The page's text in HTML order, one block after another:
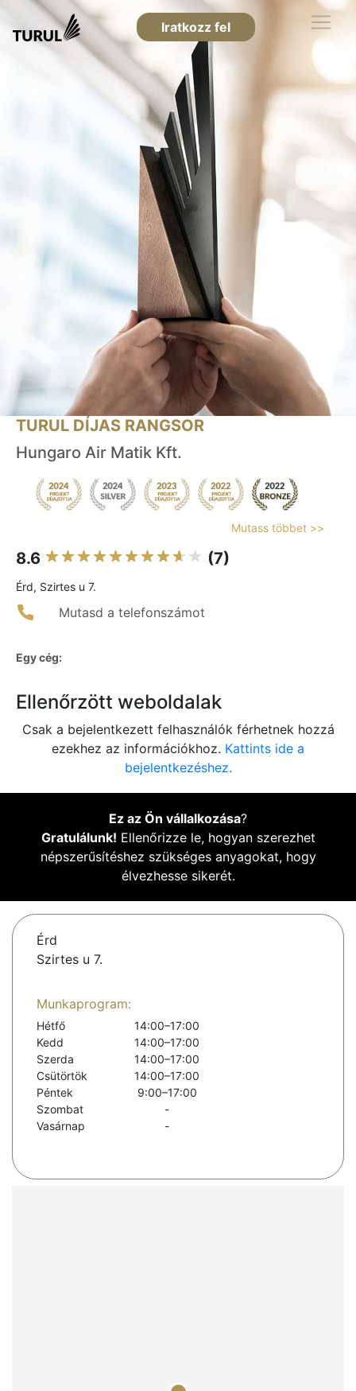
Iratkozz fel
TURUL DÍJAS RANGSOR
Hungaro Air Matik Kft.
Mutass többet >>
8.6 (7)
Érd, Szirtes u 7.
Mutasd a telefonszámot
Egy cég:
Ellenőrzött weboldalak
Csak a bejelentkezett felhasználók férhetnek hozzá
ezekhez az információkhoz. Kattints ide a
bejelentkezéshez.
Ez az Ön vállalkozása?
Gratulálunk! Ellenőrizze le, hogyan szerezhet
népszerűsítéshez szükséges anyagokat, hogy
élvezhesse sikerét.
Érd
Szirtes u 7.
Munkaprogram:
Hétfő
14:00–17:00
Kedd
14:00–17:00
Szerda
14:00–17:00
Csütörtök
14:00–17:00
Péntek
9:00–17:00
Szombat
-
Vasárnap
-